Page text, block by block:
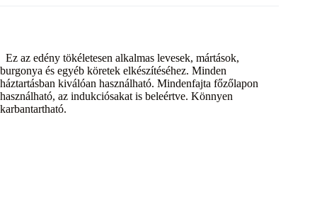
Ez az edény tökéletesen alkalmas levesek, mártások,
burgonya és egyéb köretek elkészítéséhez. Minden
háztartásban kiválóan használható. Mindenfajta főzőlapon
használható, az indukciósakat is beleértve. Könnyen
karbantartható.